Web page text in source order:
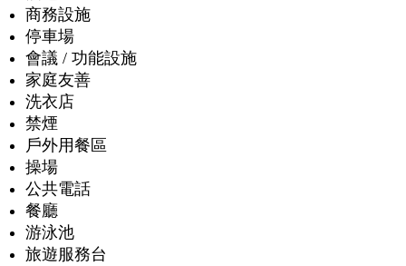
商務設施
停車場
會議 / 功能設施
家庭友善
洗衣店
禁煙
戶外用餐區
操場
公共電話
餐廳
游泳池
旅遊服務台